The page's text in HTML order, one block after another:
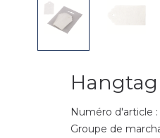
Hangtag
Numéro d'article :
Groupe de